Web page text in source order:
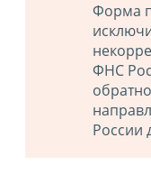
Форма
ФНС
России